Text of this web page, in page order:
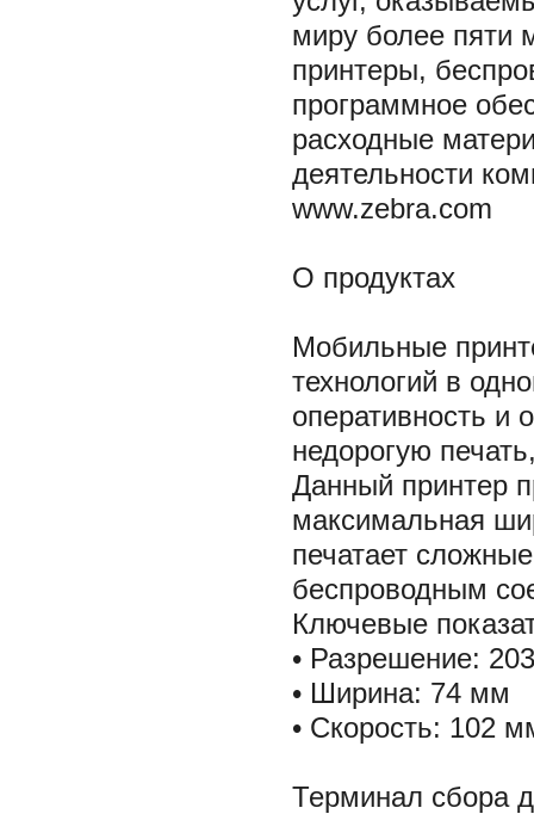
миру более пяти
принтеры,
программное
расходные
деятельности
www.zebra.com
О продуктах
Мобильные
технологий в
оперативность и
недорогую
Данный принтер
максимальная
печатает
беспроводным
Ключевые
• Разрешение:
• Ширина: 74 мм
• Скорость: 102
Терминал сбора